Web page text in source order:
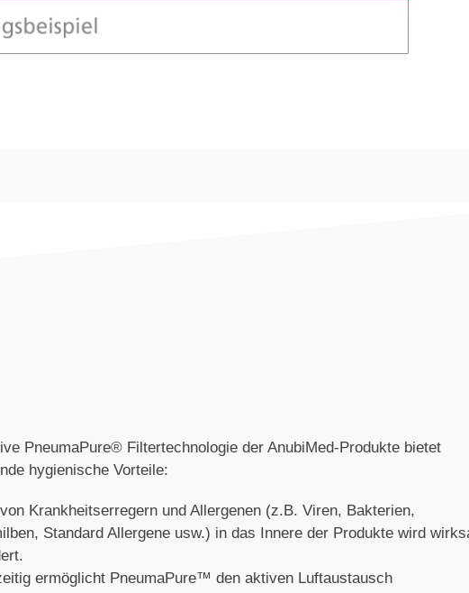
PneumaPure® Filtertechnologie der AnubiMed-Produkte bietet
hygienische Vorteile:
Krankheitserregern und Allergenen (z.B. Viren, Bakterien,
Standard Allergene usw.) in das Innere der Produkte wird
ermöglicht PneumaPure™ den aktiven Luftaustausch